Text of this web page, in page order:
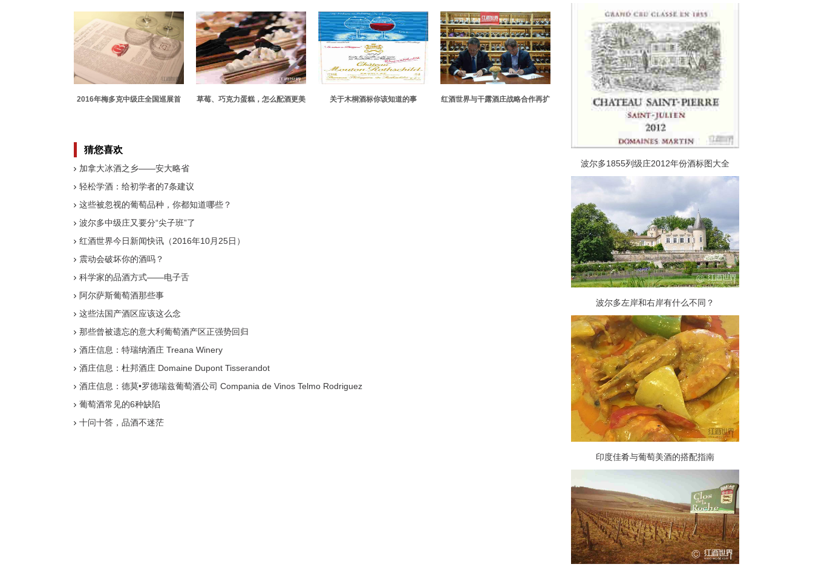
2016年梅多克中级庄全国巡展首
草莓、巧克力蛋糕，怎么配酒更美
关于木桐酒标你该知道的事
红酒世界与干露酒庄战略合作再扩
猜您喜欢
加拿大冰酒之乡——安大略省
轻松学酒：给初学者的7条建议
这些被忽视的葡萄品种，你都知道哪些？
波尔多中级庄又要分“尖子班”了
红酒世界今日新闻快讯（2016年10月25日）
震动会破坏你的酒吗？
科学家的品酒方式——电子舌
阿尔萨斯葡萄酒那些事
这些法国产酒区应该这么念
那些曾被遗忘的意大利葡萄酒产区正强势回归
酒庄信息：特瑞纳酒庄 Treana Winery
酒庄信息：杜邦酒庄 Domaine Dupont Tisserandot
酒庄信息：德莫•罗德瑞兹葡萄酒公司 Compania de Vinos Telmo Rodriguez
葡萄酒常见的6种缺陷
十问十答，品酒不迷茫
波尔多1855列级庄2012年份酒标图大全
（下）
波尔多左岸和右岸有什么不同？
印度佳肴与葡萄美酒的搭配指南